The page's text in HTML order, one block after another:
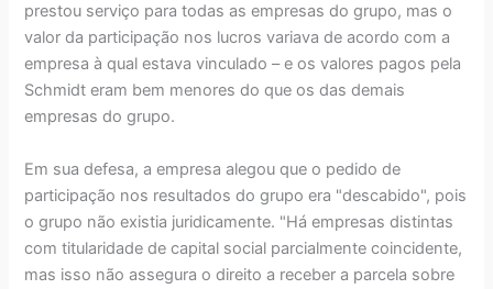
prestou serviço para todas as empresas do grupo, mas o
valor da participação nos lucros variava de acordo com a
empresa à qual estava vinculado – e os valores pagos pela
Schmidt eram bem menores do que os das demais
empresas do grupo.
Em sua defesa, a empresa alegou que o pedido de
participação nos resultados do grupo era "descabido", pois
o grupo não existia juridicamente. "Há empresas distintas
com titularidade de capital social parcialmente coincidente,
mas isso não assegura o direito a receber a parcela sobre